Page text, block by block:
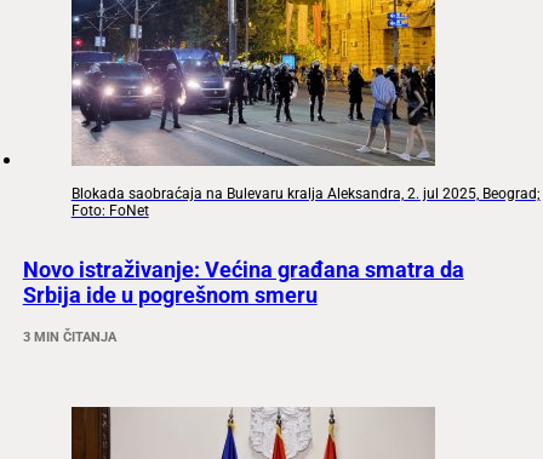
Blokada saobraćaja na Bulevaru kralja Aleksandra, 2. jul 2025, Beograd;
Foto: FoNet
Novo istraživanje: Većina građana smatra da
Srbija ide u pogrešnom smeru
3 MIN ČITANJA